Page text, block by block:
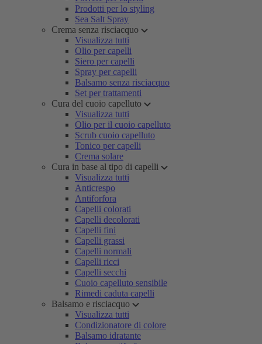
Prodotti per lo styling
Sea Salt Spray
Crema senza risciacquo
Visualizza tutti
Olio per capelli
Siero per capelli
Spray per capelli
Balsamo senza risciacquo
Set per trattamenti
Cura del cuoio capelluto
Visualizza tutti
Olio per il cuoio capelluto
Scrub cuoio capelluto
Tonico per capelli
Crema solare
Cura in base al tipo di capelli
Visualizza tutti
Anticrespo
Antiforfora
Capelli colorati
Capelli decolorati
Capelli fini
Capelli grassi
Capelli normali
Capelli ricci
Capelli secchi
Cuoio capelluto sensibile
Rimedi caduta capelli
Balsamo e risciacquo
Visualizza tutti
Condizionatore di colore
Balsamo idratante